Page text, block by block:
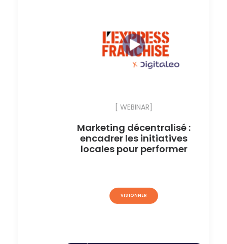
[ WEBINAR]
Marketing décentralisé :
encadrer les initiatives
locales pour performer
VISIONNER